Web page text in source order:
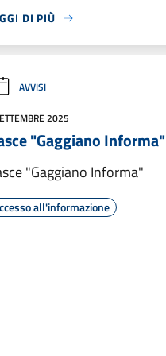
DI PIÙ
AVVISI
2025
"Gaggiano Informa"
"Gaggiano Informa"
all'informazione